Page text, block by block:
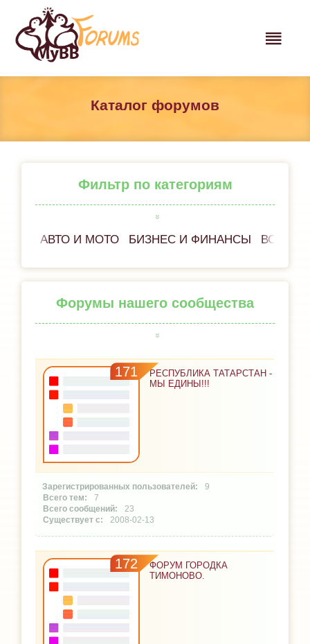
Каталог форумов
Фильтр по категориям
АВТО И МОТО БИЗНЕС И ФИНАНСЫ ВСЁ
Форумы нашего сообщества
171
РЕСПУБЛИКА ТАТАРСТАН -
МЫ ЕДИНЫ!!!
9
7
23
2008-02-13
172
ФОРУМ ГОРОДКА
ТИМОНОВО.